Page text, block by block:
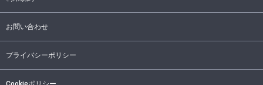
お問い合わせ
プライバシーポリシー